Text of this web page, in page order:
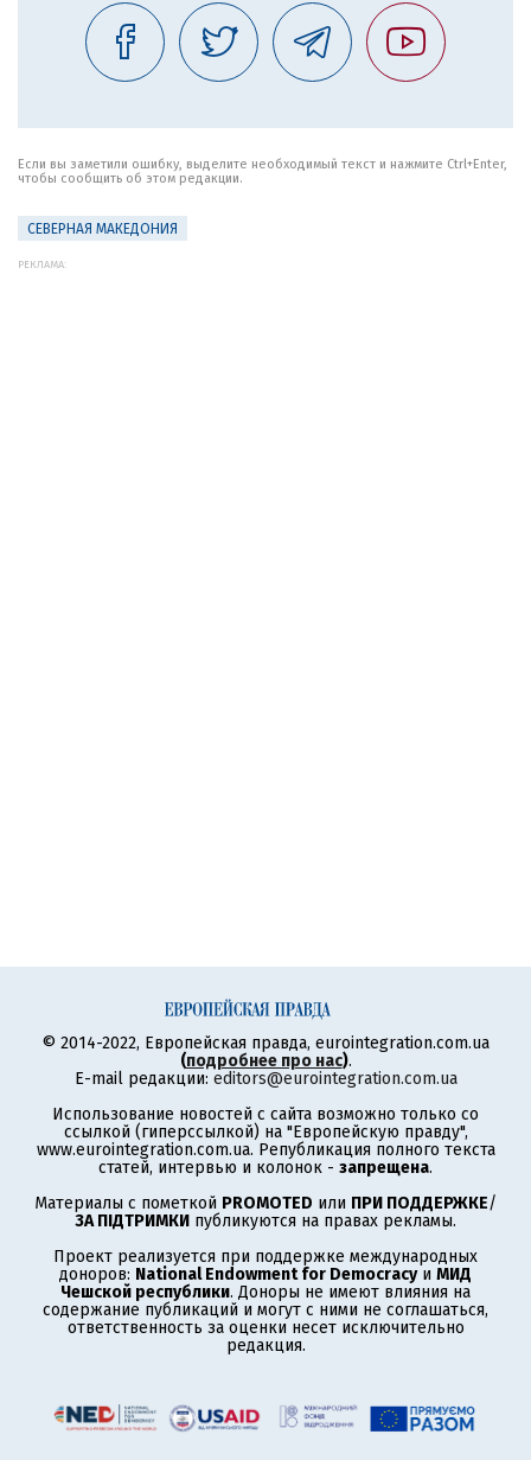
Если вы заметили ошибку, выделите необходимый текст и нажмите Ctrl+Enter,
чтобы сообщить об этом редакции.
СЕВЕРНАЯ МАКЕДОНИЯ
РЕКЛАМА:
© 2014-2022, Европейская правда, eurointegration.com.ua
(подробнее про нас).
E-mail редакции: editors@eurointegration.com.ua
Использование новостей с сайта возможно только со
ссылкой (гиперссылкой) на "Европейскую правду",
www.eurointegration.com.ua. Републикация полного текста
статей, интервью и колонок - запрещена.
Материалы с пометкой PROMOTED или ПРИ ПОДДЕРЖКЕ/
ЗА ПІДТРИМКИ публикуются на правах рекламы.
Проект реализуется при поддержке международных
доноров: National Endowment for Democracyи МИД
Чешской республики. Доноры не имеют влияния на
содержание публикаций и могут с ними не соглашаться,
ответственность за оценки несет исключительно
редакция.